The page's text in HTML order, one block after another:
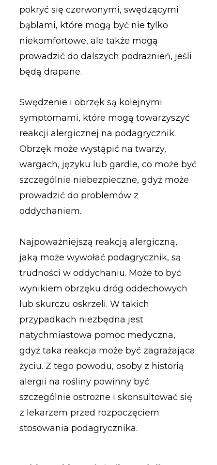
pokryć się czerwonymi, swędzącymi
bąblami, które mogą być nie tylko
niekomfortowe, ale także mogą
prowadzić do dalszych podrażnień, jeśli
będą drapane.
Swędzenie i obrzęk są kolejnymi
symptomami, które mogą towarzyszyć
reakcji alergicznej na podagrycznik.
Obrzęk może wystąpić na twarzy,
wargach, języku lub gardle, co może być
szczególnie niebezpieczne, gdyż może
prowadzić do problemów z
oddychaniem.
Najpoważniejszą reakcją alergiczną,
jaką może wywołać podagrycznik, są
trudności w oddychaniu. Może to być
wynikiem obrzęku dróg oddechowych
lub skurczu oskrzeli. W takich
przypadkach niezbędna jest
natychmiastowa pomoc medyczna,
gdyż taka reakcja może być zagrażająca
życiu. Z tego powodu, osoby z historią
alergii na rośliny powinny być
szczególnie ostrożne i skonsultować się
z lekarzem przed rozpoczęciem
stosowania podagrycznika.